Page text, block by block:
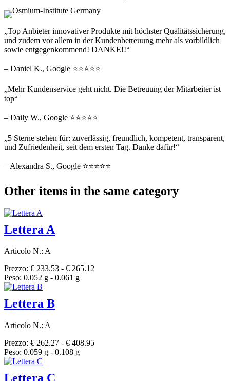
„Top Anbieter innovativer Produkte mit höchster Qualitätssicherung,
und zudem vor allem in der Kundenbetreuung mehr als vorbildlich
sowie entgegenkommend! DANKE!!“
– Daniel K., Google ⭐⭐⭐⭐⭐
„Mehr Kundenservice geht nicht. Die Betreuung der Mitarbeiter ist
top“
– Daily W., Google ⭐⭐⭐⭐⭐
„5 Sterne stehen für: zuverlässig, freundlich, kompetent, transparent,
und Zufriedenheit, seit dem ersten Tag. Danke dafür!“
– Alexandra S., Google ⭐⭐⭐⭐⭐
Other items in the same category
Lettera A
Articolo N.: A
Prezzo: € 233.53 - € 265.12
Peso: 0.052 g - 0.061 g
Lettera B
Articolo N.: A
Prezzo: € 262.27 - € 408.95
Peso: 0.059 g - 0.108 g
Lettera C